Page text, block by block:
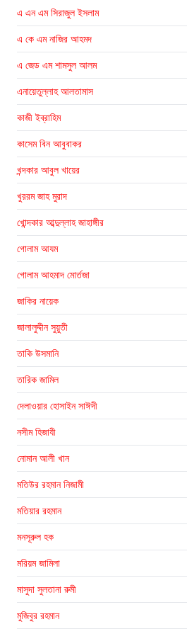
এ এন এম সিরাজুল ইসলাম
এ কে এম নাজির আহমদ
এ জেড এম শামসুল আলম
এনায়েতুল্লাহ আলতামাস
কাজী ইব্রাহিম
কাসেম বিন আবুবাকর
খন্দকার আবুল খায়ের
খুররম জাহ মুরাদ
খোন্দকার আব্দুল্লাহ জাহাঙ্গীর
গোলাম আযম
গোলাম আহমাদ মোর্তজা
জাকির নায়েক
জালালুদ্দীন সুয়ুতী
তাকি উসমানি
তারিক জামিল
দেলাওয়ার হোসাইন সাঈদী
নসীম হিজাযী
নোমান আলী খান
মতিউর রহমান নিজামী
মতিয়ার রহমান
মনসূরুল হক
মরিয়ম জামিলা
মাসুদা সুলতানা রুমী
মুজিবুর রহমান